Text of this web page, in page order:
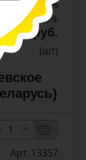
Алк: 5%
11.6%
186.00 руб.
(шт)
Арт. 13357